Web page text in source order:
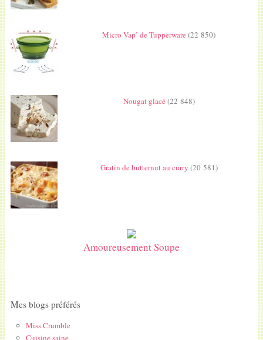
Micro Vap’ de Tupperware(22 850)
Nougat glacé(22 848)
Gratin de butternut au curry (20 581)
Amoureusement Soupe
Mes blogs préférés
Miss Crumble
Cuisine saine